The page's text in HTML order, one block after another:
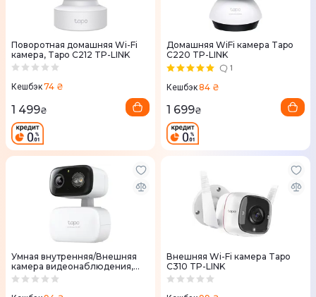
Поворотная домашняя Wi-Fi
камера, Tapo C212 TP-LINK
Кешбэк74 ₴
1 499₴
Домашняя WiFi камера Tapo
C220 TP-LINK
1
Кешбэк84 ₴
1 699₴
Умная внутренняя/Внешняя
камера видеонаблюдения,
C216 TP-LINK
Внешняя Wi-Fi камера Tapo
C310 TP-LINK